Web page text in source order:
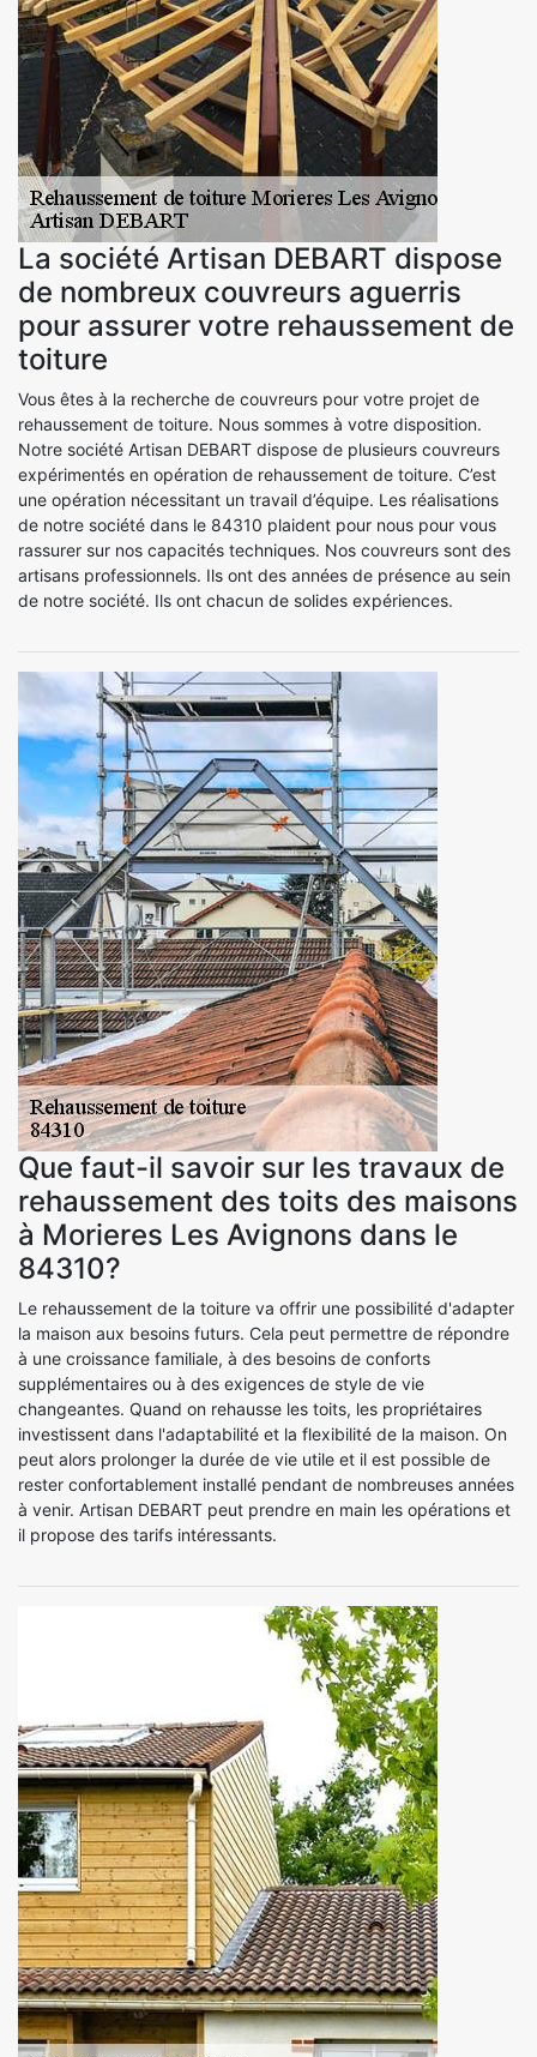
La société Artisan DEBART dispose
de nombreux couvreurs aguerris
pour assurer votre rehaussement de
toiture
Vous êtes à la recherche de couvreurs pour votre projet de
rehaussement de toiture. Nous sommes à votre disposition.
Notre société Artisan DEBART dispose de plusieurs couvreurs
expérimentés en opération de rehaussement de toiture. C’est
une opération nécessitant un travail d’équipe. Les réalisations
de notre société dans le 84310 plaident pour nous pour vous
rassurer sur nos capacités techniques. Nos couvreurs sont des
artisans professionnels. Ils ont des années de présence au sein
de notre société. Ils ont chacun de solides expériences.
Que faut-il savoir sur les travaux de
rehaussement des toits des maisons
à Morieres Les Avignons dans le
84310?
Le rehaussement de la toiture va offrir une possibilité d'adapter
la maison aux besoins futurs. Cela peut permettre de répondre
à une croissance familiale, à des besoins de conforts
supplémentaires ou à des exigences de style de vie
changeantes. Quand on rehausse les toits, les propriétaires
investissent dans l'adaptabilité et la flexibilité de la maison. On
peut alors prolonger la durée de vie utile et il est possible de
rester confortablement installé pendant de nombreuses années
à venir. Artisan DEBART peut prendre en main les opérations et
il propose des tarifs intéressants.